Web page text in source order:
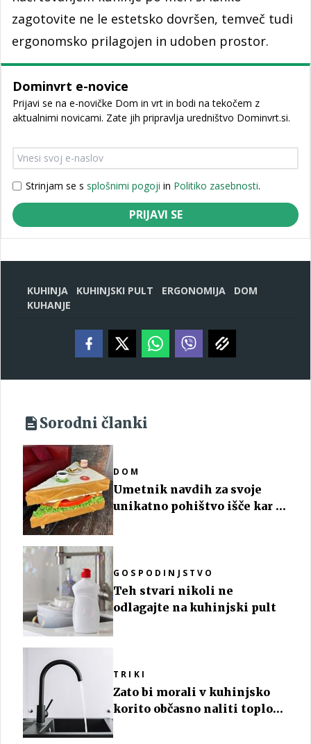
zagotovite ne le estetsko dovršen, temveč tudi
ergonomsko prilagojen in udoben prostor.
Dominvrt e-novice
Prijavi se na e-novičke Dom in vrt in bodi na tekočem z
aktualnimi novicami. Zate jih pripravlja uredništvo Dominvrt.si.
Strinjam se s splošnimi pogoji in Politiko zasebnosti.
PRIJAVI SE
KUHINJA KUHINJSKI PULT ERGONOMIJA
DOM
KUHANJE
Sorodni članki
DOM
Umetnik navdih za svoje
unikatno pohištvo išče kar v
GOSPODINJSTVO
Teh stvari nikoli ne
odlagajte na kuhinjski pult
TRIKI
Zato bi morali v kuhinjsko
korito občasno naliti toplo